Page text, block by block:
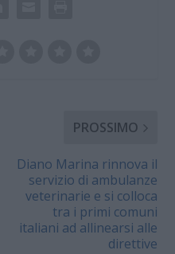
PROSSIMO
Diano Marina rinnova il
servizio di ambulanze
veterinarie e si colloca
tra i primi comuni
italiani ad allinearsi alle
direttive